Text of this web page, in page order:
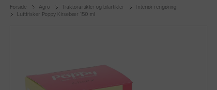
Forside Agro Traktorartikler og bilartikler
Interiør rengøring
Luftfrisker Poppy Kirsebær 150 ml